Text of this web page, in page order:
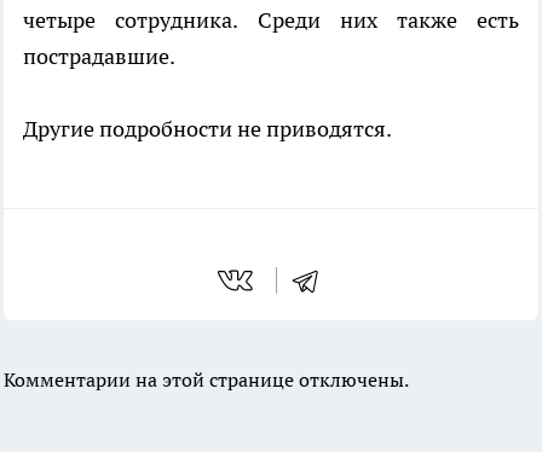
четыре сотрудника. Среди них также есть
пострадавшие.
Другие подробности не приводятся.
Комментарии на этой странице отключены.